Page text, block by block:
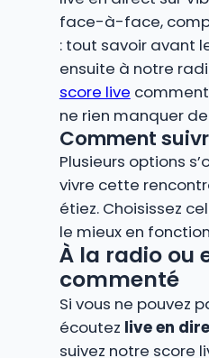
face-à-face,
: tout savoir avant
ensuite à notre
score live
ne rien manquer de
Comment
Plusieurs options
vivre cette
étiez. Choisissez
le mieux en
À la radio ou
commenté
Si vous ne pouvez
écoutez live en
suivez notre score